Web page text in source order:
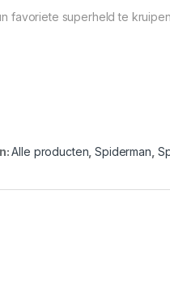
favoriete superheld te
Alle producten ,Spiderman